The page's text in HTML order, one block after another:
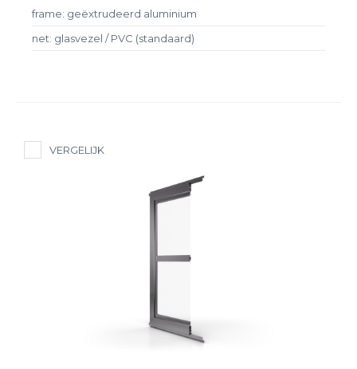
frame: geëxtrudeerd aluminium
net: glasvezel / PVC (standaard)
VERGELIJK